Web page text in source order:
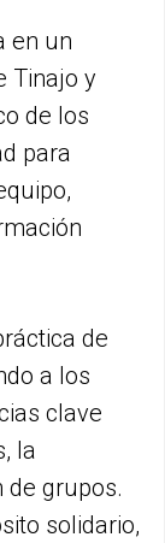
en un
Tinajo y
de los
para
de
a los
clave
la
de grupos.
solidario,